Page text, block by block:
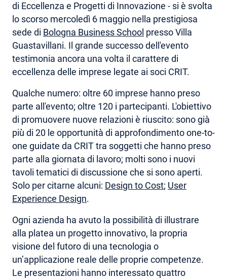
di Eccellenza e Progetti di Innovazione - si è svolta
lo scorso mercoledì 6 maggio nella prestigiosa
sede di Bologna Business School presso Villa
Guastavillani. Il grande successo dell'evento
testimonia ancora una volta il carattere di
eccellenza delle imprese legate ai soci CRIT.
Qualche numero: oltre 60 imprese hanno preso
parte all'evento; oltre 120 i partecipanti. L'obiettivo
di promuovere nuove relazioni è riuscito: sono già
più di 20 le opportunità di approfondimento one-to-
one guidate da CRIT tra soggetti che hanno preso
parte alla giornata di lavoro; molti sono i nuovi
tavoli tematici di discussione che si sono aperti.
Solo per citarne alcuni: Design to Cost; User
Experience Design.
Ogni azienda ha avuto la possibilità di illustrare
alla platea un progetto innovativo, la propria
visione del futoro di una tecnologia o
un’applicazione reale delle proprie competenze.
Le presentazioni hanno interessato quattro